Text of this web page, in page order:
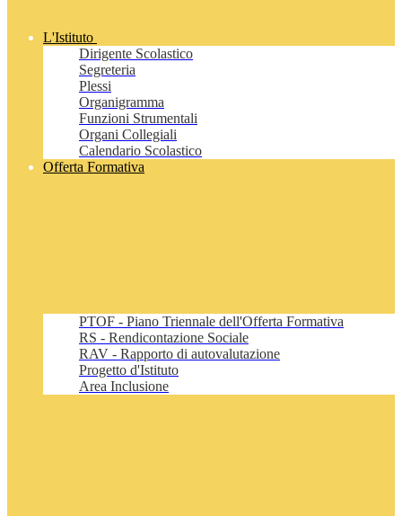
L'Istituto
Dirigente Scolastico
Segreteria
Plessi
Organigramma
Funzioni Strumentali
Organi Collegiali
Calendario Scolastico
Offerta Formativa
PTOF - Piano Triennale dell'Offerta Formativa
RS - Rendicontazione Sociale
RAV - Rapporto di autovalutazione
Progetto d'Istituto
Area Inclusione